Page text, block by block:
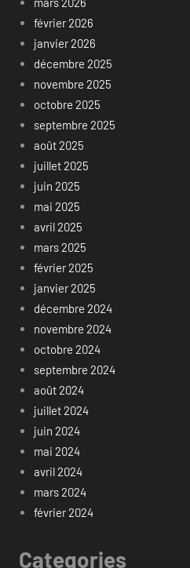
février 2026
janvier 2026
décembre 2025
novembre 2025
octobre 2025
septembre 2025
août 2025
juillet 2025
juin 2025
mai 2025
avril 2025
mars 2025
février 2025
janvier 2025
décembre 2024
novembre 2024
octobre 2024
septembre 2024
août 2024
juillet 2024
juin 2024
mai 2024
avril 2024
mars 2024
février 2024
Categories